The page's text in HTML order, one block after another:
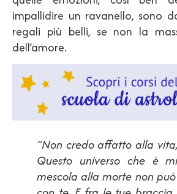
impallidire un ravanello, sono
regali più belli, se non la
dell’amore.
“Non credo affatto alla
Questo universo che è
mescola alla morte non